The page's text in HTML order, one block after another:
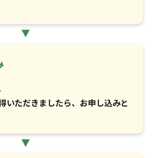
いただきましたら、お申し込みと